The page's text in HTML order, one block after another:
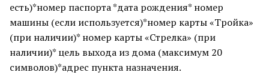
есть)*номер паспорта *дата рождения* номер
машины (если используется)*номер карты «Тройка»
(при наличии)* номер карты «Стрелка» (при
наличии)* цель выхода из дома (максимум 20
символов)*адрес пункта назначения.